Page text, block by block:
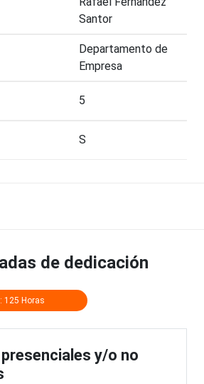
Santor
Departamento de
Empresa
5
S
de dedicación
125 Horas
y/o no